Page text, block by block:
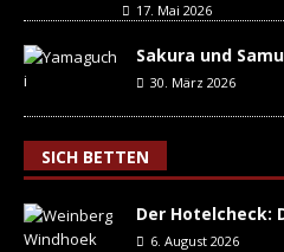
17. Mai 2026
Sakura und
30. März 2026
SICH BETTEN
Der Hotelcheck:
6. August 2026